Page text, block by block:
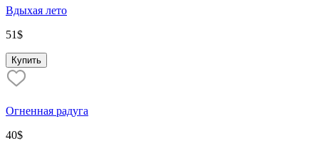
Вдыхая лето
51$
Купить
Огненная радуга
40$